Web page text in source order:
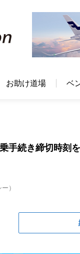
お助け道場 ベ
手続き締切時
）